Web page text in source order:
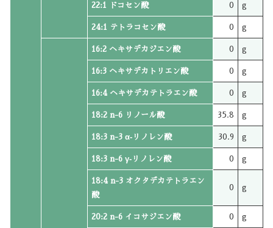
22:1 ドコセン酸 0 g
24:1 テトラコセン酸 0 g
16:2 ヘキサデカジエン酸 0 g
16:3 ヘキサデカトリエン酸 0 g
16:4 ヘキサデカテトラエン酸 0 g
18:2 n-6 リノール酸 35.8 g
18:3 n-3 α‐リノレン酸 30.9 g
18:3 n-6 γ‐リノレン酸 0 g
18:4 n-3 オクタデカテトラエン
酸
0 g
20:2 n-6 イコサジエン酸 0 g